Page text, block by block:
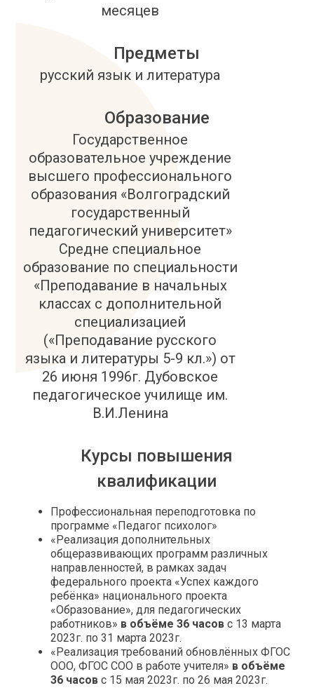
месяцев
Предметы
русский язык и литература
Образование
Государственное
образовательное учреждение
высшего профессионального
образования «Волгоградский
государственный
педагогический университет»
Средне специальное
образование по специальности
«Преподавание в начальных
классах с дополнительной
специализацией
(«Преподавание русского
языка и литературы 5-9 кл.») от
26 июня 1996г. Дубовское
педагогическое училище им.
В.И.Ленина
Курсы повышения
квалификации
Профессиональная переподготовка по
программе «Педагог психолог»
«Реализация дополнительных
общеразвивающих программ различных
направленностей, в рамках задач
федерального проекта «Успех каждого
ребёнка» национального проекта
«Образование», для педагогических
работников» в объёме 36 часовс 13 марта
2023г. по 31 марта 2023г.
«Реализация требований обновлённых ФГОС
ООО, ФГОС СОО в работе учителя» в объёме
36 часов с 15 мая 2023г. по 26 мая 2023г.